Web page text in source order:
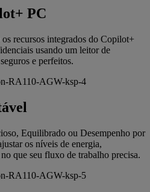
PC
recursos integrados do Copilot+
usando um leitor de
e perfeitos.
Equilibrado ou Desempenho por
os níveis de energia,
que seu fluxo de trabalho precisa.